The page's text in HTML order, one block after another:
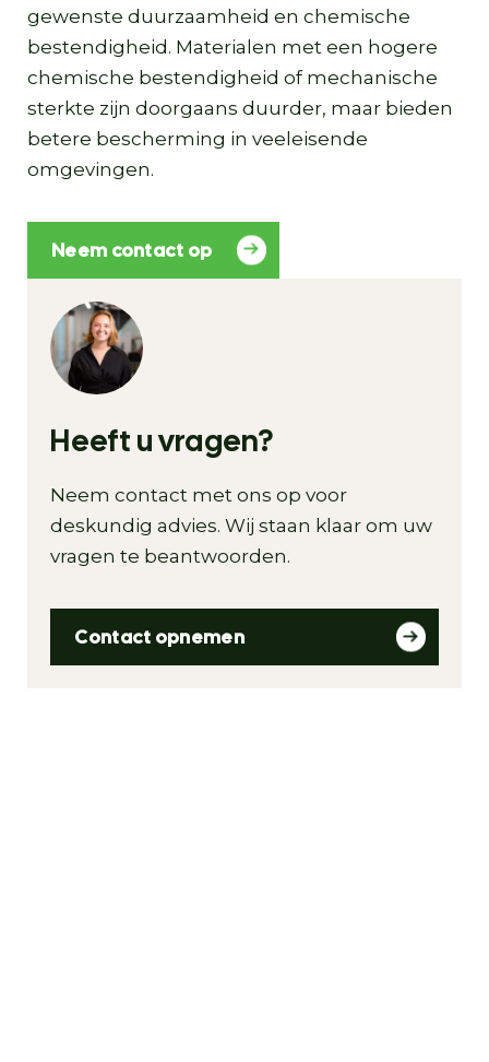
gewenste duurzaamheid en chemische
bestendigheid. Materialen met een hogere
chemische bestendigheid of mechanische
sterkte zijn doorgaans duurder, maar bieden
betere bescherming in veeleisende
omgevingen.
Neem contact op
Heeft u vragen?
Neem contact met ons op voor
deskundig advies. Wij staan klaar om uw
vragen te beantwoorden.
Contact opnemen